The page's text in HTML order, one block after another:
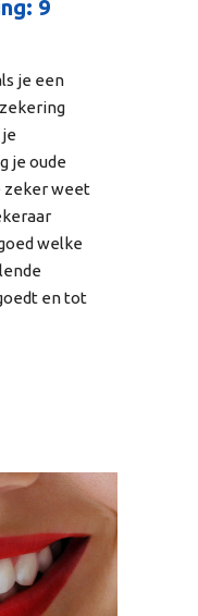
9
je een
je oude
zeker weet
welke
en tot